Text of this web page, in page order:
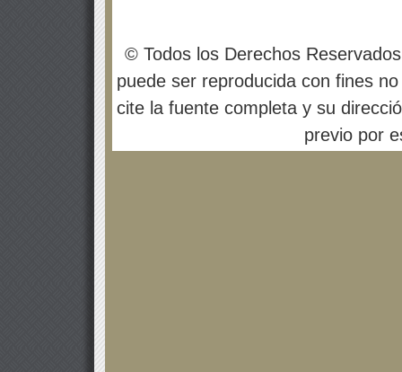
© Todos los Derechos
puede ser reproducida con fines
cite la fuente completa y su
previo por